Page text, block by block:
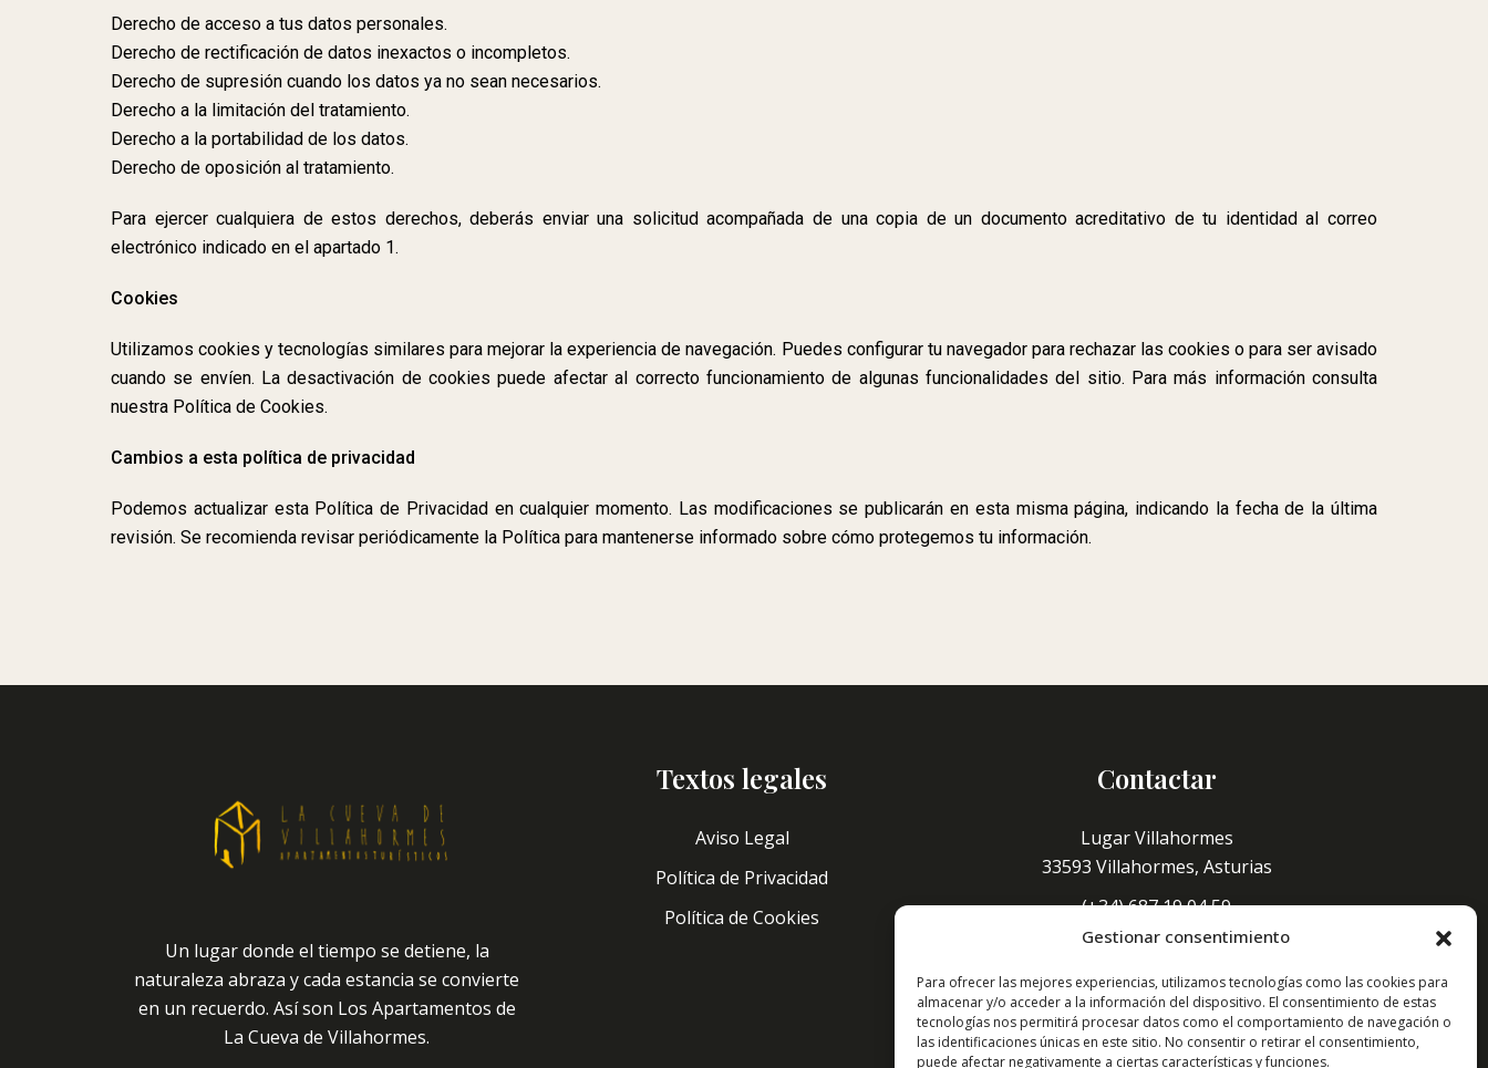
Gestionar consentimiento
Para ofrecer las mejores experiencias, utilizamos tecnologías como las cookies para
almacenar y/o acceder a la información del dispositivo. El consentimiento de estas
tecnologías nos permitirá procesar datos como el comportamiento de navegación o
las identificaciones únicas en este sitio. No consentir o retirar el consentimiento,
puede afectar negativamente a ciertas características y funciones.
Derecho de acceso a tus datos personales.
Derecho de rectificación de datos inexactos o incompletos.
Derecho de supresión cuando los datos ya no sean necesarios.
Derecho a la limitación del tratamiento.
Derecho a la portabilidad de los datos.
Derecho de oposición al tratamiento.
Para ejercer cualquiera de estos derechos, deberás enviar una solicitud acompañada de una copia de un documento acreditativo de tu identidad al correo
electrónico indicado en el apartado 1.
Cookies
Utilizamos cookies y tecnologías similares para mejorar la experiencia de navegación. Puedes configurar tu navegador para rechazar las cookies o para ser avisado
cuando se envíen. La desactivación de cookies puede afectar al correcto funcionamiento de algunas funcionalidades del sitio. Para más información consulta
nuestra Política de Cookies.
Cambios a esta política de privacidad
Podemos actualizar esta Política de Privacidad en cualquier momento. Las modificaciones se publicarán en esta misma página, indicando la fecha de la última
revisión. Se recomienda revisar periódicamente la Política para mantenerse informado sobre cómo protegemos tu información.
Un lugar donde el tiempo se detiene, la
naturaleza abraza y cada estancia se convierte
en un recuerdo. Así son Los Apartamentos de
La Cueva de Villahormes.
Textos legales
Aviso Legal
Política de Privacidad
Política de Cookies
Contactar
Lugar Villahormes
33593 Villahormes, Asturias
(+34) 687 19 04 59
cuevadevillahormes@gmail.com
Síguenos: